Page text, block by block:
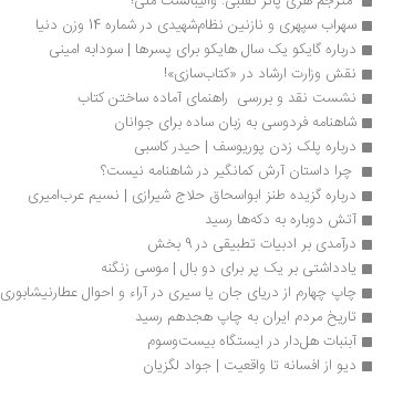
سهراب سپهری و نازنین نظام‌شهیدی در شماره 14 وزن ‌دنیا
درباره گایکو یک سال هایکو برای پسرها | سودابه امینی
نقش وزارت ارشاد در «کتاب‌سازی»!
نشست نقد و بررسی  راهنمای آماده ساختن کتاب
شاهنامه فردوسی به زبان ساده برای جوانان
درباره پلک زدن پوریوسف | حیدر کاسبی
چرا داستان آرش کمانگیر در شاهنامه نیست؟
درباره گزیده طنز ابواسحاق حلاج شیرازی | نسیم عرب‌امیری
آتش دوباره به دکه‌ها رسید
درآمدی بر ادبیات تطبیقی در 9 بخش
یادداشتی بر یک پر برای دو بال | موسی زنگنه
چاپ چهارم از دریای جان یا سیری در آراء و احوال عطارنیشابوری
تاریخ مردم ایران به چاپ هجدهم رسید
آبنبات هل‌دار در ایستگاه بیست‌وسوم
دیو از افسانه تا واقعیت | جواد لگزیان